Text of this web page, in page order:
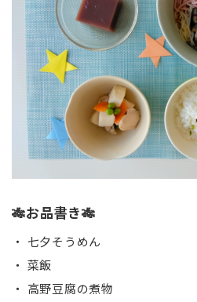
🎋お品書き🎋
・ 七夕そうめん
・ 菜飯
・ 高野豆腐の煮物